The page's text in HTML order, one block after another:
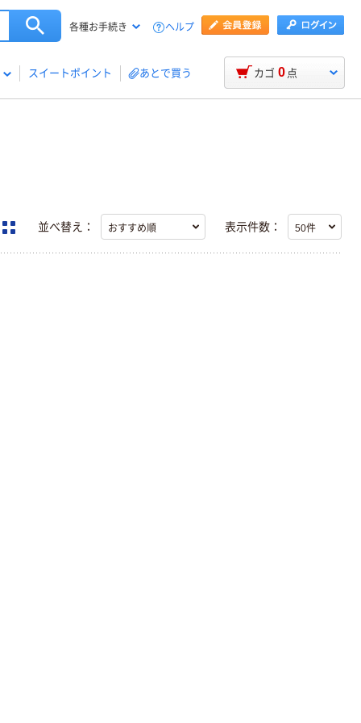
各種お手続き ヘルプ
スイートポイント あとで買う カゴ 0 点
並べ替え： 表示件数：